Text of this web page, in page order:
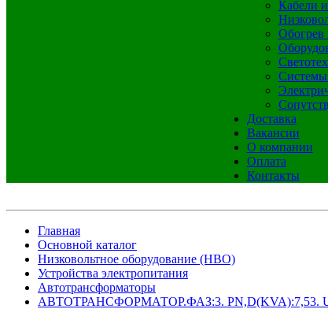
Кабели
Обогрев
Системы
Доставка
Вакансии
О компании
Оплата
Контакты
Главная
Основной каталог
Низковольтное оборудование (НВО)
Устройства электропитания
Автотрансформаторы
АВТОТРАНСФОРМАТОР.ФАЗ:3. PN,D(KVA):7,53.